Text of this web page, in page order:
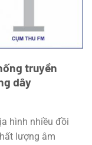
truyền
dây
hình nhiều đồi
lượng âm